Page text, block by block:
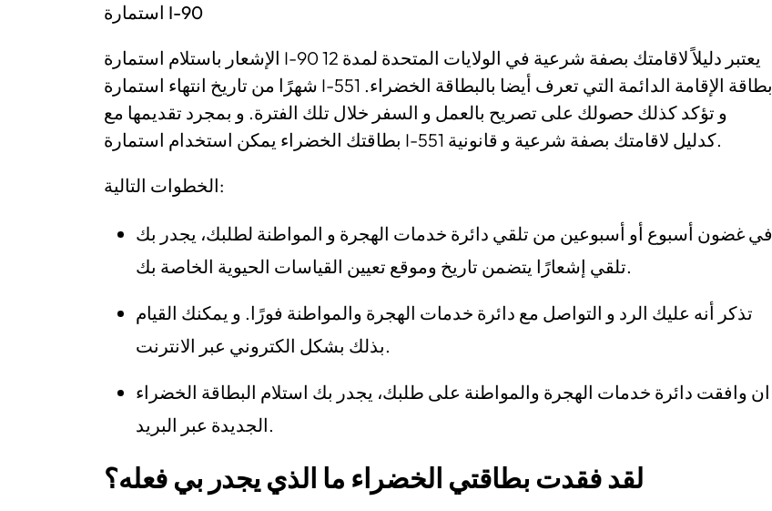
استمارة I-90
الإشعار باستلام استمارة I-90 يعتبر دليلاً لاقامتك بصفة شرعية في الولايات المتحدة لمدة 12
شهرًا من تاريخ انتهاء استمارة I-551 بطاقة الإقامة الدائمة التي تعرف أيضا بالبطاقة الخضراء.
و تؤكد كذلك حصولك على تصريح بالعمل و السفر خلال تلك الفترة. و بمجرد تقديمها مع
بطاقتك الخضراء يمكن استخدام استمارة I-551 كدليل لاقامتك بصفة شرعية و قانونية.
الخطوات التالية:
في غضون أسبوع أو أسبوعين من تلقي دائرة خدمات الهجرة و المواطنة لطلبك، يجدر بك
تلقي إشعارًا يتضمن تاريخ وموقع تعيين القياسات الحيوية الخاصة بك.
تذكر أنه عليك الرد و التواصل مع دائرة خدمات الهجرة والمواطنة فورًا. و يمكنك القيام
بذلك بشكل الكتروني عبر الانترنت.
ان وافقت دائرة خدمات الهجرة والمواطنة على طلبك، يجدر بك استلام البطاقة الخضراء
الجديدة عبر البريد.
لقد فقدت بطاقتي الخضراء ما الذي يجدر بي فعله؟